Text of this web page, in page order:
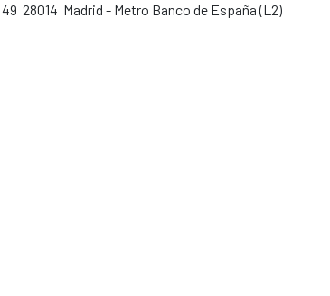
28014 Madrid - Metro Banco de España (L2)